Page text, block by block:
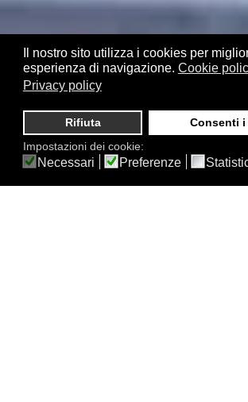
Il nostro sito utilizza i cookies per
esperienza di navigazione. Cookie
Privacy policy
Rifiuta Consenti
Impostazioni dei cookie:
Necessari Preferenze